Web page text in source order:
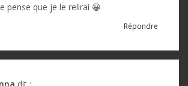
pense que je le relirai 😀
Répondre